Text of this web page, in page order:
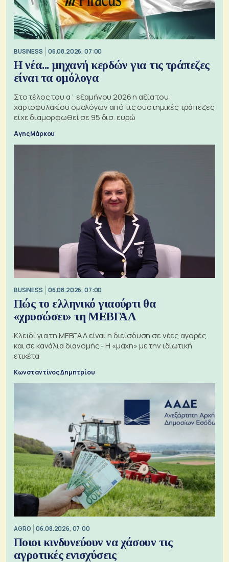
BUSINESS 06.08.2026, 07:00
Η νέα... μηχανή κερδών για τις τράπεζες
είναι τα ομόλογα
Στο τέλος του α΄ εξαμήνου 2026 η αξία του
χαρτοφυλακίου ομολόγων από τις συστημικές τράπεζες
είχε διαμορφωθεί σε 95 δισ. ευρώ
Αγης Μάρκου
BUSINESS 06.08.2026, 07:00
Πώς το ελληνικό γιαούρτι θα
«χρυσώσει» τη ΜΕΒΓΑΛ
Κλειδί για τη ΜΕΒΓΑΛ είναι η διείσδυση σε νέες αγορές
και σε κανάλια διανομής - Η «μάχη» με την ιδιωτική
ετικέτα
Κωνσταντίνος Δημητρίου
AGRO 06.08.2026, 07:00
Ποιοι κινδυνεύουν να χάσουν τις
αγροτικές ενισχύσεις